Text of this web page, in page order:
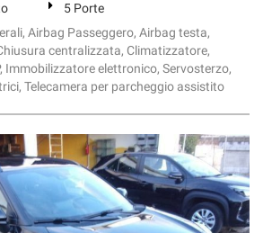
5 Porte
Airbag Passeggero, Airbag testa,
centralizzata, Climatizzatore,
Immobilizzatore elettronico, Servosterzo,
Telecamera per parcheggio assistito